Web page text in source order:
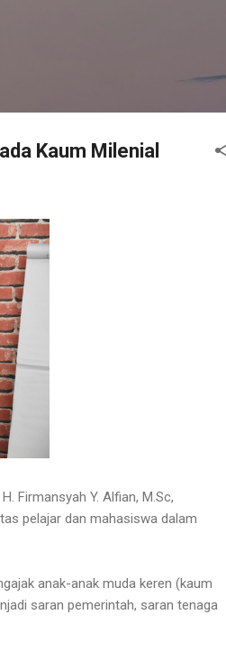
Kaum Milenial
Firmansyah Y. Alfian, M.Sc,
pelajar dan mahasiswa dalam
anak-anak muda keren (kaum
saran pemerintah, saran tenaga